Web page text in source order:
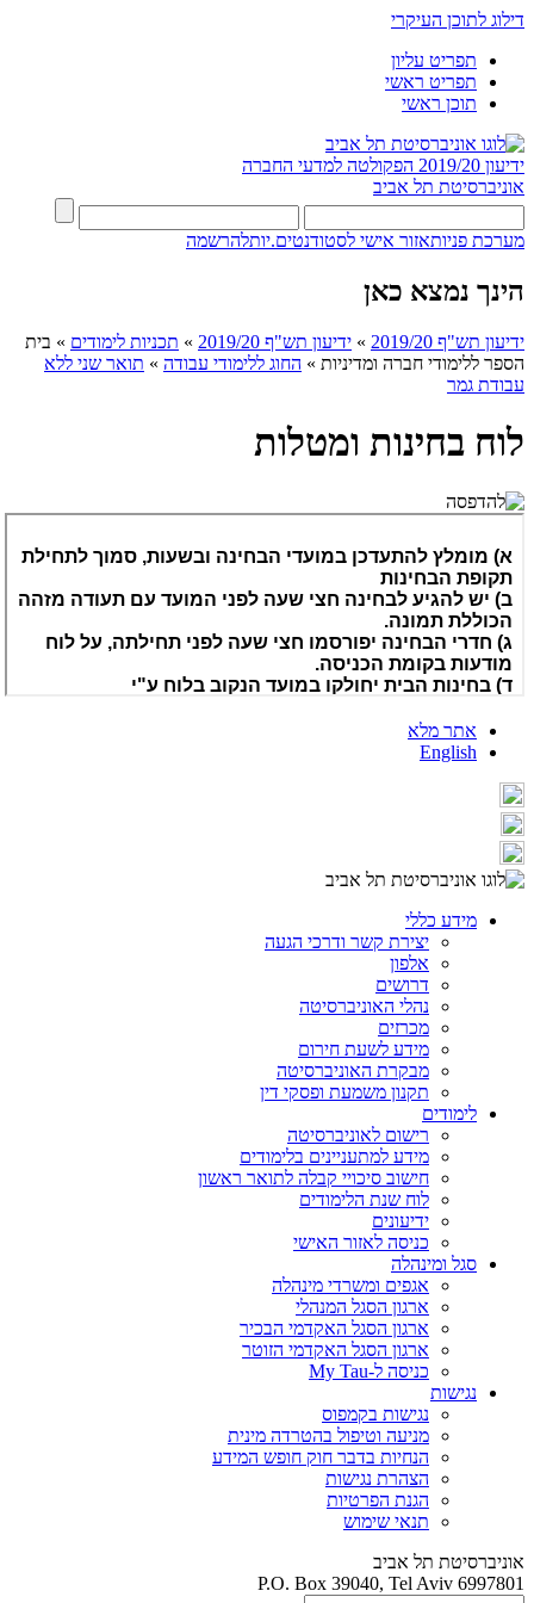
דילוג לתוכן העיקרי
תפריט עליון
תפריט ראשי
תוכן ראשי
ידיעון 2019/20
הפקולטה למדעי החברה
אוניברסיטת תל אביב
מערכת פניותאזור אישי לסטודנטים.יותלהרשמה
הינך נמצא כאן
ידיעון תש"ף 2019/20 » ידיעון תש"ף 2019/20 » תכניות לימודים » בית
הספר ללימודי חברה ומדיניות » החוג ללימודי עבודה » תואר שני ללא
עבודת גמר
לוח בחינות ומטלות
אתר מלא
English
מידע כללי
יצירת קשר ודרכי הגעה
אלפון
דרושים
נהלי האוניברסיטה
מכרזים
מידע לשעת חירום
מבקרת האוניברסיטה
תקנון משמעת ופסקי דין
לימודים
רישום לאוניברסיטה
מידע למתעניינים בלימודים
חישוב סיכויי קבלה לתואר ראשון
לוח שנת הלימודים
ידיעונים
כניסה לאזור האישי
סגל ומינהלה
אגפים ומשרדי מינהלה
ארגון הסגל המנהלי
ארגון הסגל האקדמי הבכיר
ארגון הסגל האקדמי הזוטר
כניסה ל-My Tau
נגישות
נגישות בקמפוס
מניעה וטיפול בהטרדה מינית
הנחיות בדבר חוק חופש המידע
הצהרת נגישות
הגנת הפרטיות
תנאי שימוש
אוניברסיטת תל אביב
P.O. Box 39040, Tel Aviv 6997801